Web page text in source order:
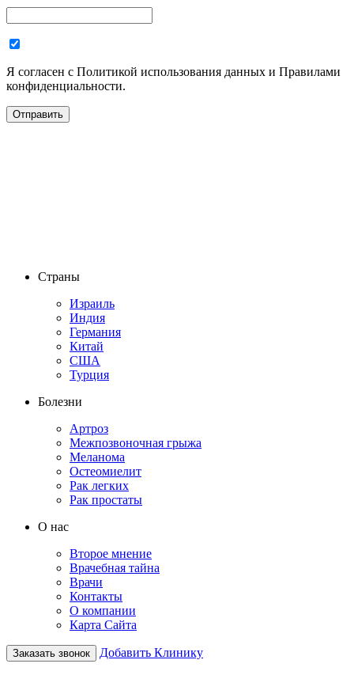
Я согласен с Политикой использования данных и Правилами
конфиденциальности.
Страны
Израиль
Индия
Германия
Китай
США
Турция
Болезни
Артроз
Межпозвоночная грыжа
Меланома
Остеомиелит
Рак легких
Рак простаты
О нас
Второе мнение
Врачебная тайна
Врачи
Контакты
О компании
Карта Сайта
Заказать звонок Добавить Клинику